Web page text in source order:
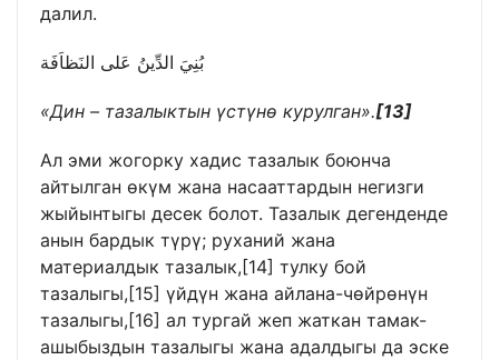
далил.
بُنِيَ الدِّينُ عَلى النَظاَفَة
«Дин – тазалыктын үстүнө курулган».[13]
Ал эми жогорку хадис тазалык боюнча
айтылган өкүм жана насааттардын негизги
жыйынтыгы десек болот. Тазалык дегенденде
анын бардык түрү; руханий жана
материалдык тазалык, [14] тулку бой
тазалыгы, [15] үйдүн жана айлана-чөйрөнүн
тазалыгы, [16] ал тургай жеп жаткан тамак-
ашыбыздын тазалыгы жана адалдыгы да эске